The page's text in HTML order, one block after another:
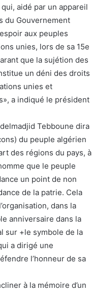
aidé par un appareil
du Gouvernement
aux peuples
unies, lors de sa 15e
que la sujétion des
un déni des droits
unies et
a indiqué le président
Tebboune dira
du peuple algérien
des régions du pays, à
que le peuple
un point de non
de la patrie. Cela
dans la
anniversaire dans la
sur +le symbole de la
a dirigé une
l’honneur de sa
à la mémoire d’un